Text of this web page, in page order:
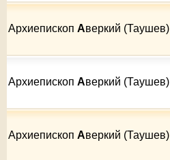
Архиепископ Аверкий (Таушев)
Архиепископ Аверкий (Таушев)
Архиепископ Аверкий (Таушев)